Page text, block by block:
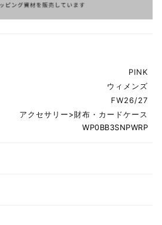
PINK
ウィメンズ
FW26/27
アクセサリー>財布・カードケース
WP0BB3SNPWRP